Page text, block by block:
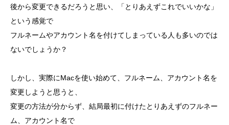
後から変更できるだろうと思い、「とりあえずこれでいいかな」
という感覚で
フルネームやアカウント名を付けてしまっている人も多いのでは
ないでしょうか？
しかし、実際にMacを使い始めて、フルネーム、アカウント名を
変更しようと思うと、
変更の方法が分からず、結局最初に付けたとりあえずのフルネー
ム、アカウント名で